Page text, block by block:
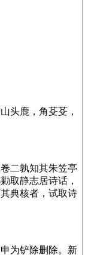
头鹿，角芟芟，
二孰知其朱笠亭
取静志居诗话，
典核者，试取诗
为铲除删除。新